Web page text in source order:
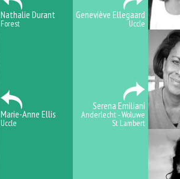
Nathalie Durant
Forest
Geneviève Ellegaard
Uccle
Marie-Anne Ellis
Uccle
Serena Emiliani
Anderlecht - Woluwe
St Lambert